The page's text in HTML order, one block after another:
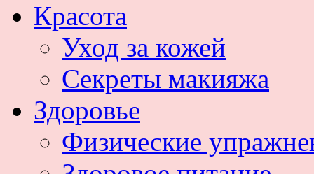
Красота
Уход за кожей
Секреты макияжа
Здоровье
Физические